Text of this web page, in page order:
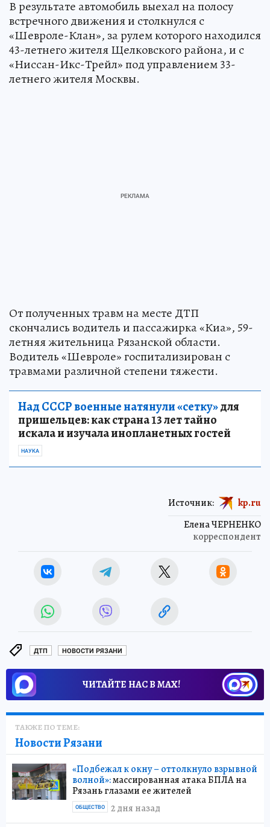
В результате автомобиль выехал на полосу
встречного движения и столкнулся с
«Шевроле-Клан», за рулем которого находился
43-летнего жителя Щелковского района, и с
«Ниссан-Икс-Трейл» под управлением 33-
летнего жителя Москвы.
От полученных травм на месте ДТП
скончались водитель и пассажирка «Киа», 59-
летняя жительница Рязанской области.
Водитель «Шевроле» госпитализирован с
травмами различной степени тяжести.
Над СССР военные натянули «сетку»для
пришельцев: как страна 13 лет тайно
искала и изучала инопланетных гостей
НАУКА
Елена ЧЕРНЕНКО
корреспондент
Источник: kp.ru
ДТП НОВОСТИ РЯЗАНИ
ЧИТАЙТЕ НАС В МАХ!
ТАКЖЕ ПО ТЕМЕ:
Новости Рязани
«Подбежал к окну – оттолкнуло взрывной
волной»:массированная атака БПЛА на
Рязань глазами ее жителей
2 дня назад
ОБЩЕСТВО